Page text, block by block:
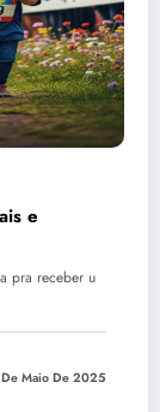
e
pra receber u
Maio De 2025